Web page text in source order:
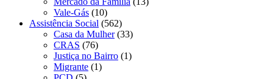
Vale-Gás (10)
Assistência Social (562)
Casa da Mulher(33)
CRAS (76)
Justiça no Bairro (1)
Migrante (1)